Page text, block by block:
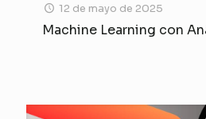
12 de mayo de 2025
Machine Learning con